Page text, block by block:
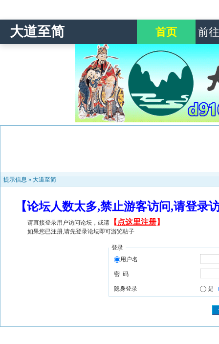
大道至简 首页 前
提示信息 » 大道至简
【论坛人数太多,禁止游客访问,请登
请直接登录用户访问论坛，或请 【 点这里注册】
如果您已注册,请先登录论坛即可游览帖子
登录
用户名
密 码
隐身登录 是